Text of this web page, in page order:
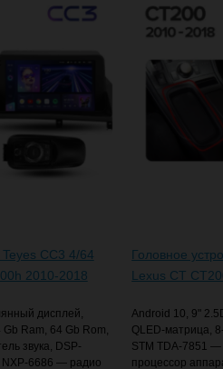
Teyes CC3 4/64
2010-2018
дисплей,
Ram, 64 Gb Rom,
звука, DSP-
NXP-6686 — радио
Головное
Lexus CT
Android 10, 9"
QLED-матрица,
STM TDA-7851 —
процессор